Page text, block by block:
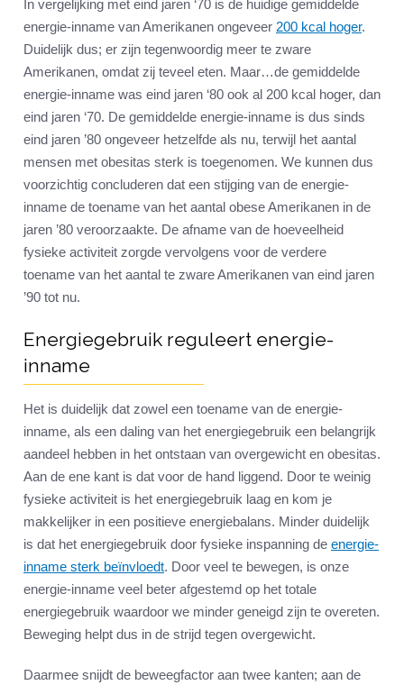
In vergelijking met eind jaren ‘70 is de huidige gemiddelde
energie-inname van Amerikanen ongeveer 200 kcal hoger.
Duidelijk dus; er zijn tegenwoordig meer te zware
Amerikanen, omdat zij teveel eten. Maar…de gemiddelde
energie-inname was eind jaren ‘80 ook al 200 kcal hoger, dan
eind jaren ‘70. De gemiddelde energie-inname is dus sinds
eind jaren ’80 ongeveer hetzelfde als nu, terwijl het aantal
mensen met obesitas sterk is toegenomen. We kunnen dus
voorzichtig concluderen dat een stijging van de energie-
inname de toename van het aantal obese Amerikanen in de
jaren ’80 veroorzaakte. De afname van de hoeveelheid
fysieke activiteit zorgde vervolgens voor de verdere
toename van het aantal te zware Amerikanen van eind jaren
’90 tot nu.
Energiegebruik reguleert energie-
inname
Het is duidelijk dat zowel een toename van de energie-
inname, als een daling van het energiegebruik een belangrijk
aandeel hebben in het ontstaan van overgewicht en obesitas.
Aan de ene kant is dat voor de hand liggend. Door te weinig
fysieke activiteit is het energiegebruik laag en kom je
makkelijker in een positieve energiebalans. Minder duidelijk
is dat het energiegebruik door fysieke inspanning de energie-
inname sterk beïnvloedt. Door veel te bewegen, is onze
energie-inname veel beter afgestemd op het totale
energiegebruik waardoor we minder geneigd zijn te overeten.
Beweging helpt dus in de strijd tegen overgewicht.
Daarmee snijdt de beweegfactor aan twee kanten; aan de